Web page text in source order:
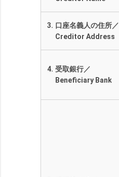
3. 口座名義人の住所／
Creditor Address
4. 受取銀行／
Beneficiary Bank